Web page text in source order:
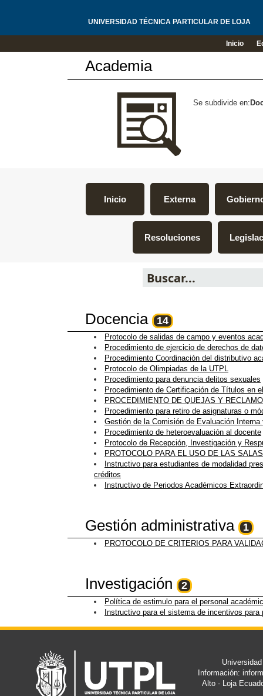
UNIVERSIDAD TÉCNICA PARTICULAR DE LOJA
Inicio
Academia
Se subdivide en:
Inicio Externa
Resoluciones
Docencia 14
Protocolo de salidas de campo y eventos
Procedimiento de ejercicio de derechos de
Procedimiento Coordinación del distributivo
Protocolo de Olimpiadas de la UTPL
Procedimiento para denuncia delitos sexuales
Procedimiento de Certificación de Títulos en
PROCEDIMIENTO DE QUEJAS Y
Procedimiento para retiro de asignaturas o
Gestión de la Comisión de Evaluación
Procedimiento de heteroevaluación al docente
Protocolo de Recepción, Investigación y
PROTOCOLO PARA EL USO DE LAS
Instructivo para estudiantes de modalidad
créditos
Instructivo de Periodos Académicos
Gestión administrativa 1
PROTOCOLO DE CRITERIOS PARA
Investigación 2
Política de estimulo para el personal
Instructivo para el sistema de incentivos
Información:
Alto - Loja